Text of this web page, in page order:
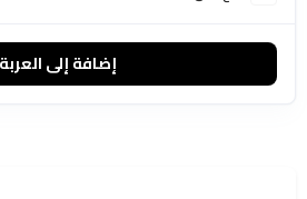
إضافة إلى العربة